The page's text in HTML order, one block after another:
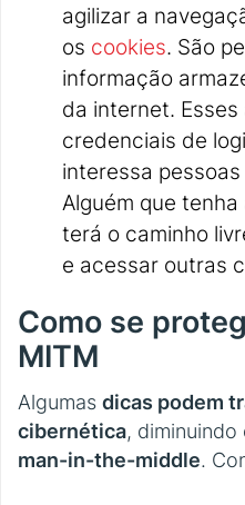
agilizar a
os cookies. São
informação
da internet.
credenciais de
interessa
Alguém que
terá o caminho
e acessar outras
Como se
MITM
Algumas dicas podem
cibernética, diminuindo
man-in-the-middle.